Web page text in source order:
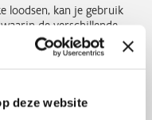
deze website
loodsen, kan je gebruik
de verschillende